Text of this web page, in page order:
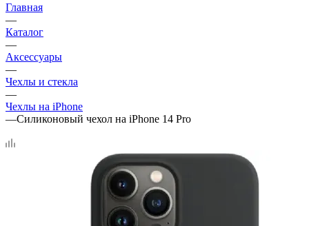
Главная
—
Каталог
—
Аксессуары
—
Чехлы и стекла
—
Чехлы на iPhone
—Силиконовый чехол на iPhone 14 Pro